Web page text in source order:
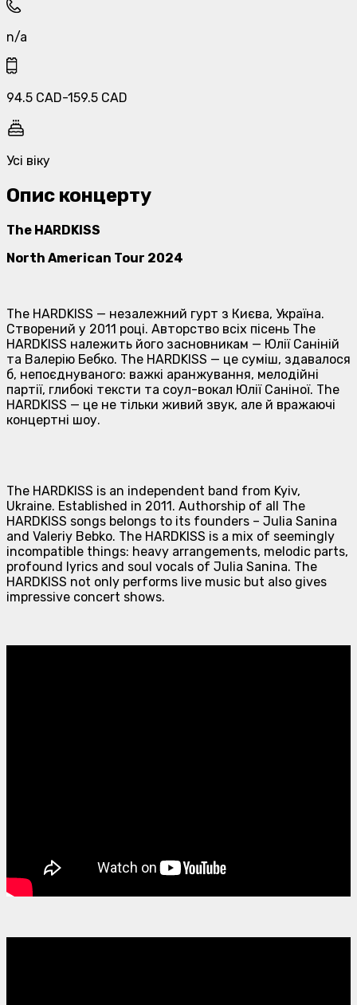
n/a
94.5 CAD-159.5 CAD
Усі віку
Опис концерту
The HARDKISS
North American Tour 2024
The HARDKISS — незалежний гурт з Києва, Україна.
Створений у 2011 році. Авторство всіх пісень The
HARDKISS належить його засновникам — Юлії Саніній
та Валерію Бебко. The HARDKISS — це суміш, здавалося
б, непоєднуваного: важкі аранжування, мелодійні
партії, глибокі тексти та соул-вокал Юлії Саніної. The
HARDKISS — це не тільки живий звук, але й вражаючі
концертні шоу.
The HARDKISS is an independent band from Kyiv,
Ukraine. Established in 2011. Authorship of all The
HARDKISS songs belongs to its founders – Julia Sanina
and Valeriy Bebko. The HARDKISS is a mix of seemingly
incompatible things: heavy arrangements, melodic parts,
profound lyrics and soul vocals of Julia Sanina. The
HARDKISS not only performs live music but also gives
impressive concert shows.